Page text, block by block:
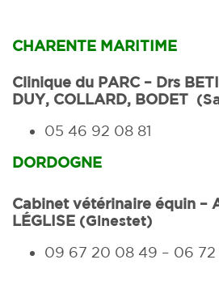
CHARENTE MARITIME
Clinique du PARC – Drs
DUY, COLLARD, BODET
05 46 92 08 81
DORDOGNE
Cabinet vétérinaire équin –
LÉGLISE (Ginestet)
09 67 20 08 49 – 06 72